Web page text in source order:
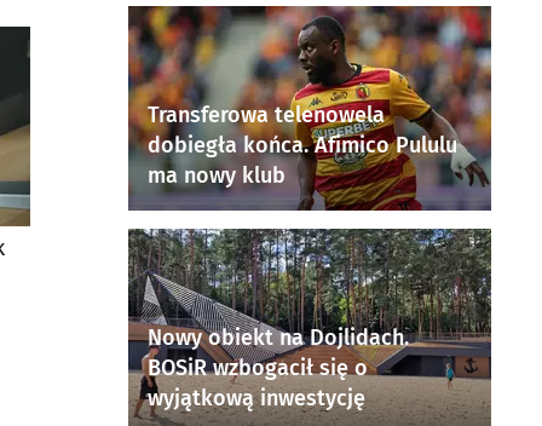
Transferowa telenowela
dobiegła końca. Afimico Pululu
ma nowy klub
Nowy obiekt na Dojlidach.
BOSiR wzbogacił się o
wyjątkową inwestycję